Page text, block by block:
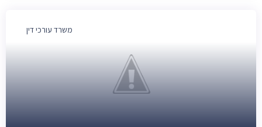
משרד עורכי דין